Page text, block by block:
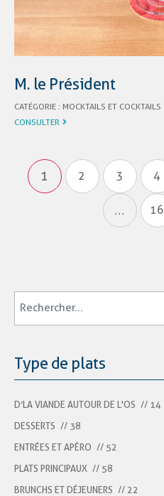
M. le Président
CATÉGORIE :MOCKTAILS ET COCKTAILS
CONSULTER
1 2 3 4
… 16
Type de plats
D’LA VIANDE AUTOUR DE L'OS // 14
DESSERTS // 38
ENTRÉES ET APÉRO // 52
PLATS PRINCIPAUX // 58
BRUNCHS ET DÉJEUNERS // 22